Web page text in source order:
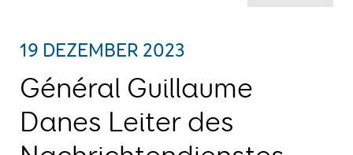
19 DEZEMBER 2023
Général Guillaume
Danes Leiter des